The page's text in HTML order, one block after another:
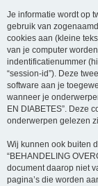
Je informatie wordt op
gebruik van
cookies aan (kleine
van je computer
indentificatienummer
“session-id”). Deze
software aan je
wanneer je
EN DIABETES”. Deze
onderwerpen gelezen
Wij kunnen ook buiten
“BEHANDELING
document daarop niet
pagina’s die worden